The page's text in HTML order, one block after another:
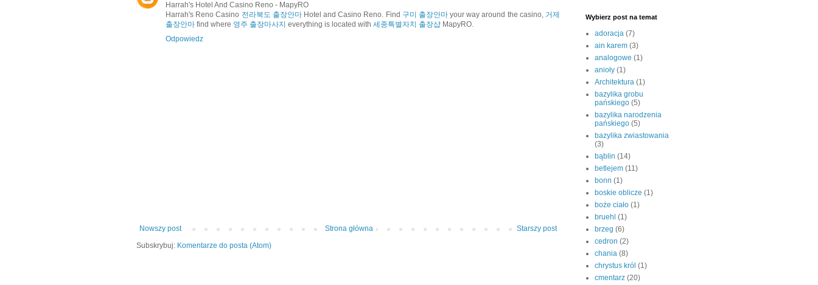
Harrah's Hotel And Casino Reno - MapyRO
Harrah's Reno Casino 전라북도 출장안마Hotel and Casino Reno. Find 구미 출장안마your way around the casino, 거제
출장안마 find where 영주 출장마사지 everything is located with 세종특별자치 출장샵 MapyRO.
Odpowiedz
Nowszy post Starszy post
Strona główna
Subskrybuj: Komentarze do posta (Atom)
Wybierz post na temat
adoracja (7)
ain karem (3)
analogowe (1)
anioły (1)
Architektura (1)
bazylika grobu
pańskiego (5)
bazylika narodzenia
pańskiego (5)
bazylika zwiastowania
(3)
bąblin (14)
betlejem (11)
bonn (1)
boskie oblicze (1)
boże ciało (1)
bruehl (1)
brzeg (6)
cedron (2)
chania (8)
chrystus król (1)
cmentarz (20)